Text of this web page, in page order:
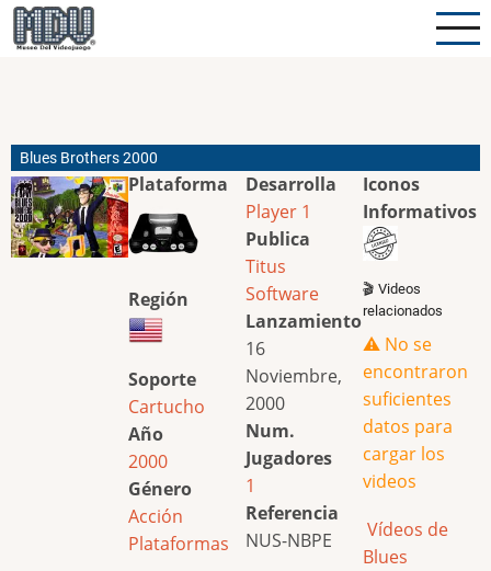
Pasar
al
Blues Brothers 2000
Plataforma
Región
Soporte
Cartucho
Año
2000
Género
Acción
Plataformas
Desarrolla
Player 1
Publica
Titus
Software
Lanzamiento
16
Noviembre,
2000
Num.
Jugadores
1
Referencia
NUS-NBPE
Iconos
Informativos
🎬 Videos
relacionados
⚠️ No se
encontraron
suficientes
datos para
cargar los
videos
Vídeos de
Blues